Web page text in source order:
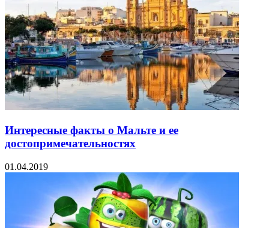
Интересные факты о Мальте и ее
достопримечательностях
01.04.2019